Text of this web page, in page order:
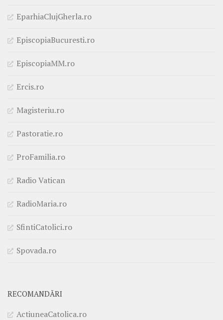
EparhiaClujGherla.ro
EpiscopiaBucuresti.ro
EpiscopiaMM.ro
Ercis.ro
Magisteriu.ro
Pastoratie.ro
ProFamilia.ro
Radio Vatican
RadioMaria.ro
SfintiCatolici.ro
Spovada.ro
RECOMANDĂRI
ActiuneaCatolica.ro